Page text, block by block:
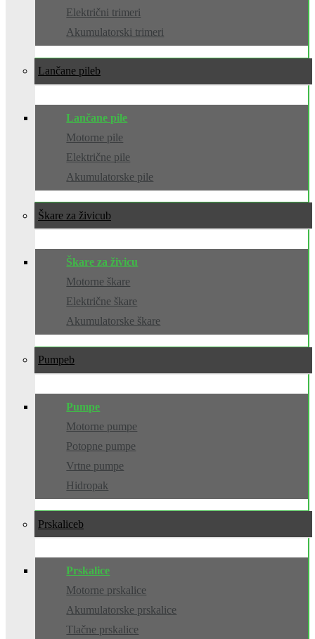
Električni trimeri
Akumulatorski trimeri
Lančane pile
Lančane pile
Motorne pile
Električne pile
Akumulatorske pile
Škare za živicu
Škare za živicu
Motorne škare
Električne škare
Akumulatorske škare
Pumpe
Pumpe
Motorne pumpe
Potopne pumpe
Vrtne pumpe
Hidropak
Prskalice
Prskalice
Motorne prskalice
Akumulatorske prskalice
Tlačne prskalice